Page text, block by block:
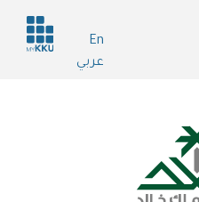
En
عربي
Header
services